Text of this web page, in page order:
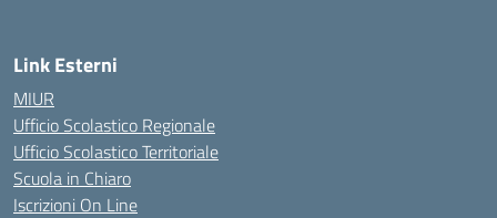
Link Esterni
MIUR
Ufficio Scolastico Regionale
Ufficio Scolastico Territoriale
Scuola in Chiaro
Iscrizioni On Line